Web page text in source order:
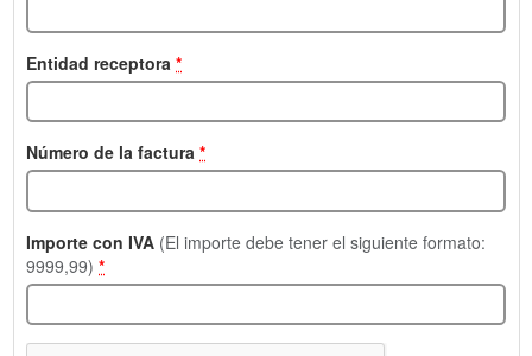
Entidad receptora *
Número de la factura *
Importe con IVA (El importe debe tener el siguiente formato:
9999,99) *